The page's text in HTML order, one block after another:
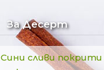
За Десерт
Сини сливи покрити